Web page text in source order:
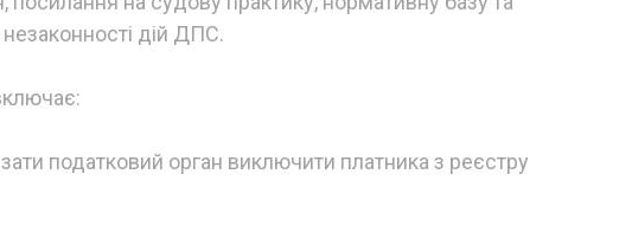
дій ДПС.
податковий орган виключити платника з реєстру